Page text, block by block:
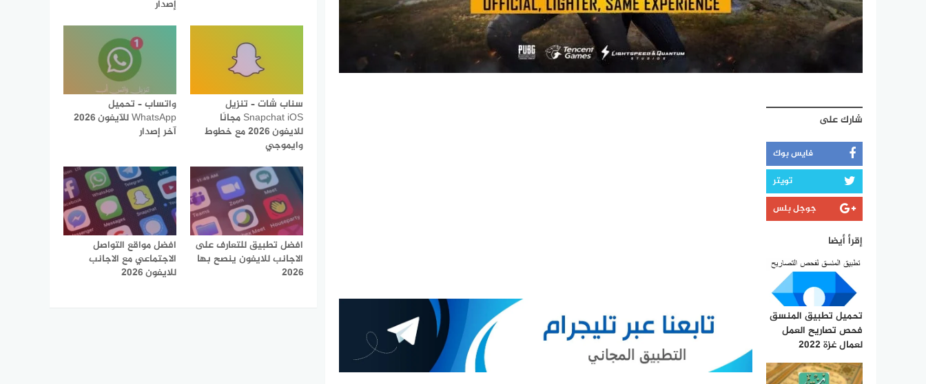
شارك على
فايس بوك
تويتر
جوجل بلس
إقرأ أيضا
تحميل تطبيق المنسق
فحص تصاريح العمل
لعمال غزة 2022
إصدار
سناب شات – تنزيل
Snapchat iOS مجانًا
للايفون 2026 مع خطوط
وايموجي
واتساب – تحميل
WhatsApp للآيفون 2026
آخر إصدار
افضل تطبيق للتعارف على
الاجانب للايفون ينصح بها
2026
افضل مواقع التواصل
الاجتماعي مع الاجانب
للايفون 2026